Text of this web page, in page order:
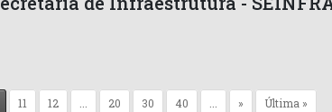
11 12 ... 20 30 40 ... » Última »